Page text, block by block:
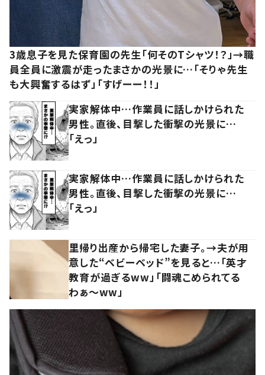
3歳息子を見た保育園の先生「何そのTシャツ！？」→職
員全員に激震が走ったまさかの光景に…「そりゃ先生
も大興奮するはず」「すげーー！！」
実家解体中…作業員に話しかけられた
男性。直後、目撃した衝撃の光景に…
「えっ」
実家解体中…作業員に話しかけられた
男性。直後、目撃した衝撃の光景に…
「えっ」
里帰り出産から帰宅した妻子。→夫が用
意した“ベビーベッド”を見ると…「英才
教育が過ぎるww」「闘魂こめられてる
わぁ～ww」